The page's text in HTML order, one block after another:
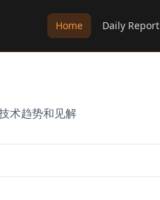
Home Daily Report
术趋势和见解